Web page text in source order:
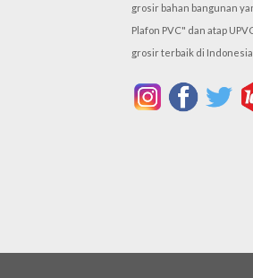
grosir bahan bangunan
Plafon PVC" dan atap
grosir terbaik di Indonesia.